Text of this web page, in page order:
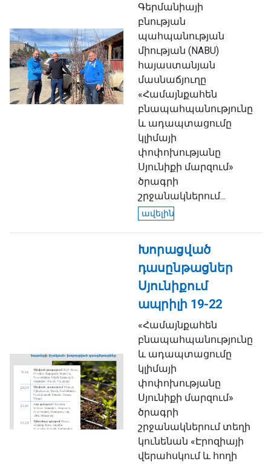
Գերմանիայի
բնության
պահպանության
միության (NABU)
հայաստանյան
մասնաճյուղը
«Համայնքահեն
բնապահպանությունը
և ադապտացումը
կլիմայի
փոփոխությանը
Սյունիքի մարզում»
ծրագրի
շրջանակներում...
ավելին
Խորացված
դասընթացներ
Սյունիքում
ապրիլի 19-22
«Համայնքահեն
բնապահպանությունը
և ադապտացումը
կլիմայի
փոփոխությանը
Սյունիքի մարզում»
ծրագրի
շրջանակներում տեղի
կունենան «Էրոզիայի
վերահսկում և հողի